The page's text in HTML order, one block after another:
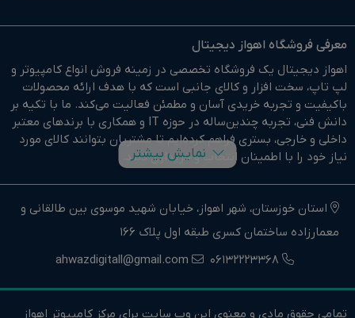
معرفی فروشگاه اهواز دیجیتال
اهواز دیجیتال یک فروشگاه تخصصی در زمینه فروش انواع کامپیوتر و
لپ تاپ، سخت افزار و کالای جانبی است که با هدف ارائه محصولات
باکیفیت و تجربه خریدی آسان و مطمئن فعالیت می‌کند. ما با تکیه بر
دانش فنی، تجربه چندین‌ساله در حوزه IT و همکاری با برندهای معتبر
داخلی و خارجی، بستری فراهم کرده‌ایم تا مشتریان بتوانند کالای مورد
نیاز خود را با اطمینان انتخاب و خریداری کنند.
در وبسایت اهواز دیجیتال براحتی خرید آنلاین انجام دهید و در
کوتاهترین زمان ممکن کالای خود را تحویل بگیرید.
ما وارد کننده مستقیم انواع کامپیوتر،لپ تاپ و سخت افزار استوک و
اوپن باکس در جنوب غرب کشور هستیم.
خوزستان و جنوب غرب کشور است.
نمایش بیشتر
استان خوزستان، شهر اهواز، خیابان شهید موسوی بین طالقانی و
معمارزاده ساختمان کسری طبقه اول پلاک 166
06132223368
ahwazdigitall@gmail.com
تمامی حقوق مادی و معنوی این وب سایت برای مرکز کامپیوتر اهواز